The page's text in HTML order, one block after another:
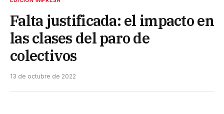
Falta justificada: el impacto en
las clases del paro de
colectivos
13 de octubre de 2022